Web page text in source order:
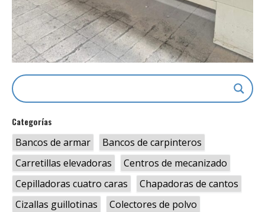
Categorías
Bancos de armar
Bancos de carpinteros
Carretillas elevadoras
Centros de mecanizado
Cepilladoras cuatro caras
Chapadoras de cantos
Cizallas guillotinas
Colectores de polvo